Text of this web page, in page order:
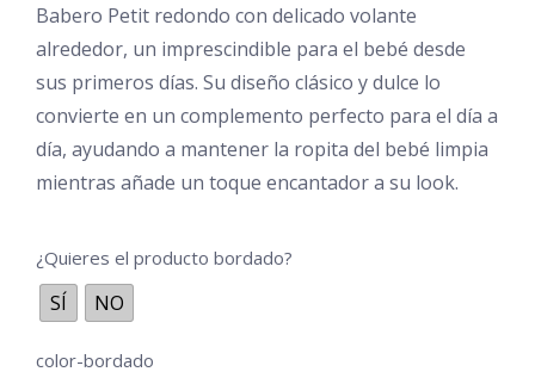
€16,95
hasta
€22,95
Babero Petit redondo con delicado volante
alrededor, un imprescindible para el bebé desde
sus primeros días. Su diseño clásico y dulce lo
convierte en un complemento perfecto para el día a
día, ayudando a mantener la ropita del bebé limpia
mientras añade un toque encantador a su look.
¿Quieres el producto bordado?
SÍ NO
color-bordado